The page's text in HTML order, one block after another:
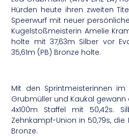
Hürden heute ihren zweiten
Speerwurf mit neuer
Kugelstoßmeisterin Amelie
holte mit 37,63m Silber vor
35,61m (PB) Bronze holte.
Mit den Sprintmeisterinnen im
Grubmüller und Kaukal gewann
4x100m Staffel mit 50,42s.
Zehnkampf-Union in 50,79s, die
Bronze.